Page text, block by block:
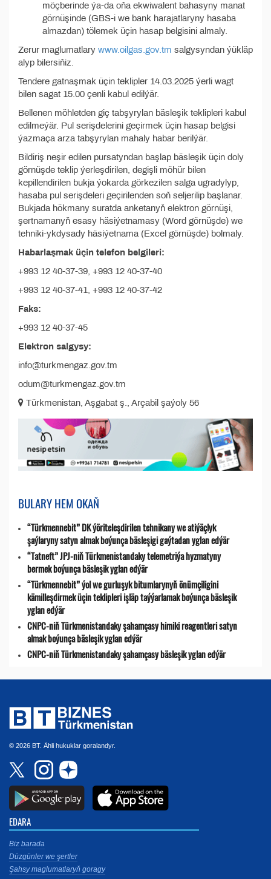
möçberinde ýa-da oňa ekwiwalent bahasyny manat
görnüşinde (GBS-i we bank harajatlaryny hasaba
almazdan) tölemek üçin hasap belgisini almaly.
Zerur maglumatlary www.oilgas.gov.tm salgysyndan ýükläp
alyp bilersiňiz.
Tendere gatnaşmak üçin teklipler 14.03.2025 ýerli wagt
bilen sagat 15.00 çenli kabul edilýär.
Bellenen möhletden giç tabşyrylan bäsleşik teklipleri kabul
edilmeýär. Pul serişdelerini geçirmek üçin hasap belgisi
ýazmaça arza tabşyrylan mahaly habar berilýär.
Bildiriş neşir edilen pursatyndan başlap bäsleşik üçin doly
görnüşde teklip ýerleşdirilen, degişli möhür bilen
kepillendirilen bukja ýokarda görkezilen salga ugradylyp,
hasaba pul serişdeleri geçirilenden soň seljerilip başlanar.
Bukjada hökmany suratda anketanyň elektron görnüşi,
şertnamanyň esasy häsiýetnamasy (Word görnüşde) we
tehniki-ykdysady häsiýetnama (Excel görnüşde) bolmaly.
Habarlaşmak üçin telefon belgileri:
+993 12 40-37-39, +993 12 40-37-40
+993 12 40-37-41, +993 12 40-37-42
Faks:
+993 12 40-37-45
Elektron salgysy:
info@turkmengaz.gov.tm
odum@turkmengaz.gov.tm
Türkmenistan, Aşgabat ş., Arçabil şaýoly 56
BULARY HEM OKAŇ
“Türkmennebit” DK ýöriteleşdirilen tehnikany we atiýäçlyk
şaýlaryny satyn almak boýunça bäsleşigi gaýtadan yglan edýär
“Tatneft” JPJ-niň Türkmenistandaky telemetriýa hyzmatyny
bermek boýunça bäsleşik yglan edýär
“Türkmennebit” ýol we gurluşyk bitumlarynyň önümçiligini
kämilleşdirmek üçin teklipleri işläp taýýarlamak boýunça bäsleşik
yglan edýär
CNPC-niň Türkmenistandaky şahamçasy himiki reagentleri satyn
almak boýunça bäsleşik yglan edýär
CNPC-niň Türkmenistandaky şahamçasy bäsleşik yglan edýär
© 2026 BT. Ähli hukuklar goralandyr.
EDARA
Biz barada
Düzgünler we şertler
Şahsy maglumatlaryň goragy